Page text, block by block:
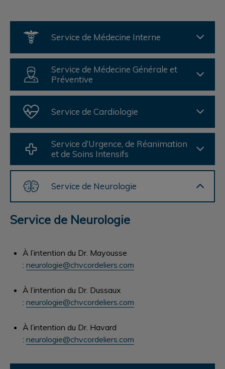
Service de Médecine Interne
Service de Médecine Générale et
Préventive
Service de Cardiologie
Service d’Urgence, de Réanimation
et de Soins Intensifs
Service de Neurologie
Service de Neurologie
À l’intention du Dr. Mayousse
: neurologie@chvcordeliers.com
À l’intention du Dr. Dussaux
: neurologie@chvcordeliers.com
À l’intention du Dr. Havard
: neurologie@chvcordeliers.com